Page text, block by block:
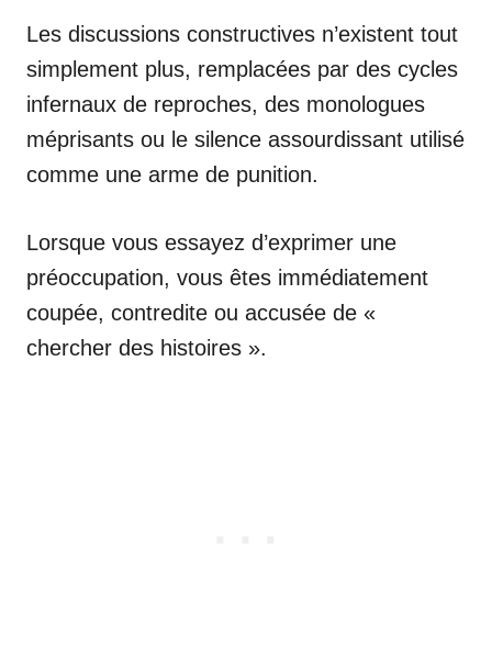
Les discussions constructives n’existent tout
simplement plus, remplacées par des cycles
infernaux de reproches, des monologues
méprisants ou le silence assourdissant utilisé
comme une arme de punition.
Lorsque vous essayez d’exprimer une
préoccupation, vous êtes immédiatement
coupée, contredite ou accusée de «
chercher des histoires ».